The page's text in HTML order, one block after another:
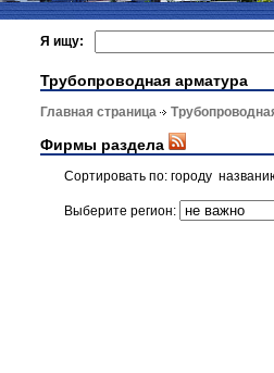
Я ищу:
Трубопроводная арматура
Главная страница
Фирмы раздела
Сортировать по: городу
Выберите регион: